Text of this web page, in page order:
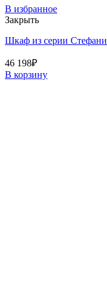
В избранное
Закрыть
Шкаф из серии Стефани
46 198₽
В корзину